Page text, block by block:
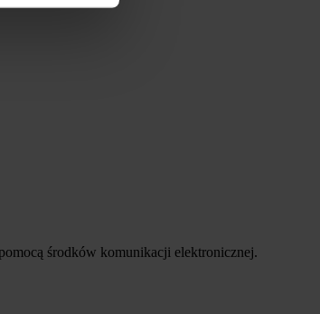
środków komunikacji elektronicznej.